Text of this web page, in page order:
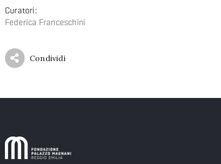
Curatori:
Federica Franceschini
Condividi